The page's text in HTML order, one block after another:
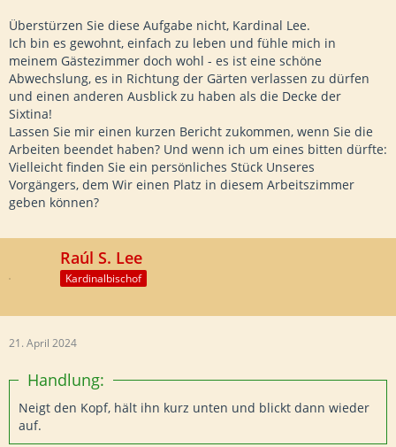
Überstürzen Sie diese Aufgabe nicht, Kardinal Lee.
Ich bin es gewohnt, einfach zu leben und fühle mich in
meinem Gästezimmer doch wohl - es ist eine schöne
Abwechslung, es in Richtung der Gärten verlassen zu dürfen
und einen anderen Ausblick zu haben als die Decke der
Sixtina!
Lassen Sie mir einen kurzen Bericht zukommen, wenn Sie die
Arbeiten beendet haben? Und wenn ich um eines bitten dürfte:
Vielleicht finden Sie ein persönliches Stück Unseres
Vorgängers, dem Wir einen Platz in diesem Arbeitszimmer
geben können?
Raúl S. Lee
Kardinalbischof
21. April 2024
Handlung:
Neigt den Kopf, hält ihn kurz unten und blickt dann wieder
auf.